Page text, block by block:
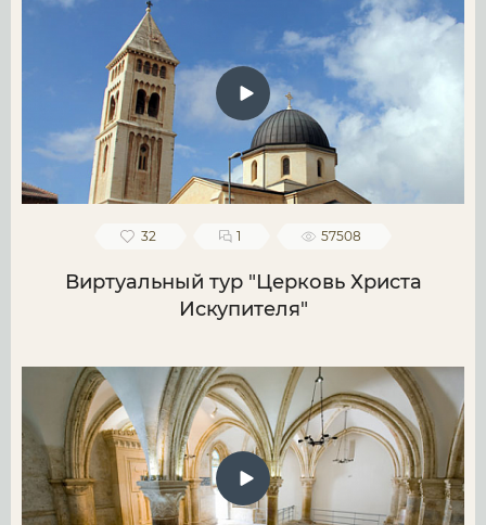
32 1 57508
Виртуальный тур "Церковь Христа
Искупителя"